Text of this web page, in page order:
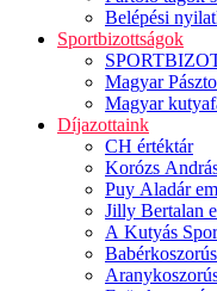
Belépési
Sportbizottságok
Magyar
Magyar
Díjazottaink
CH értéktár
Korózs
Puy Aladár
Jilly Bertalan
A Kutyás